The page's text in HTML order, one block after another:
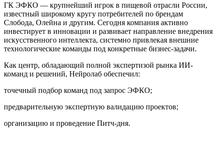
ГК ЭФКО — крупнейший игрок в пищевой отрасли России,
известный широкому кругу потребителей по брендам
Слобода, Олейна и другим. Сегодня компания активно
инвестирует в инновации и развивает направление внедрения
искусственного интеллекта, системно привлекая внешние
технологические команды под конкретные бизнес-задачи.
Как центр, обладающий полной экспертизой рынка ИИ-
команд и решений, Нейролаб обеспечил:
точечный подбор команд под запрос ЭФКО;
предварительную экспертную валидацию проектов;
организацию и проведение Питч-дня.